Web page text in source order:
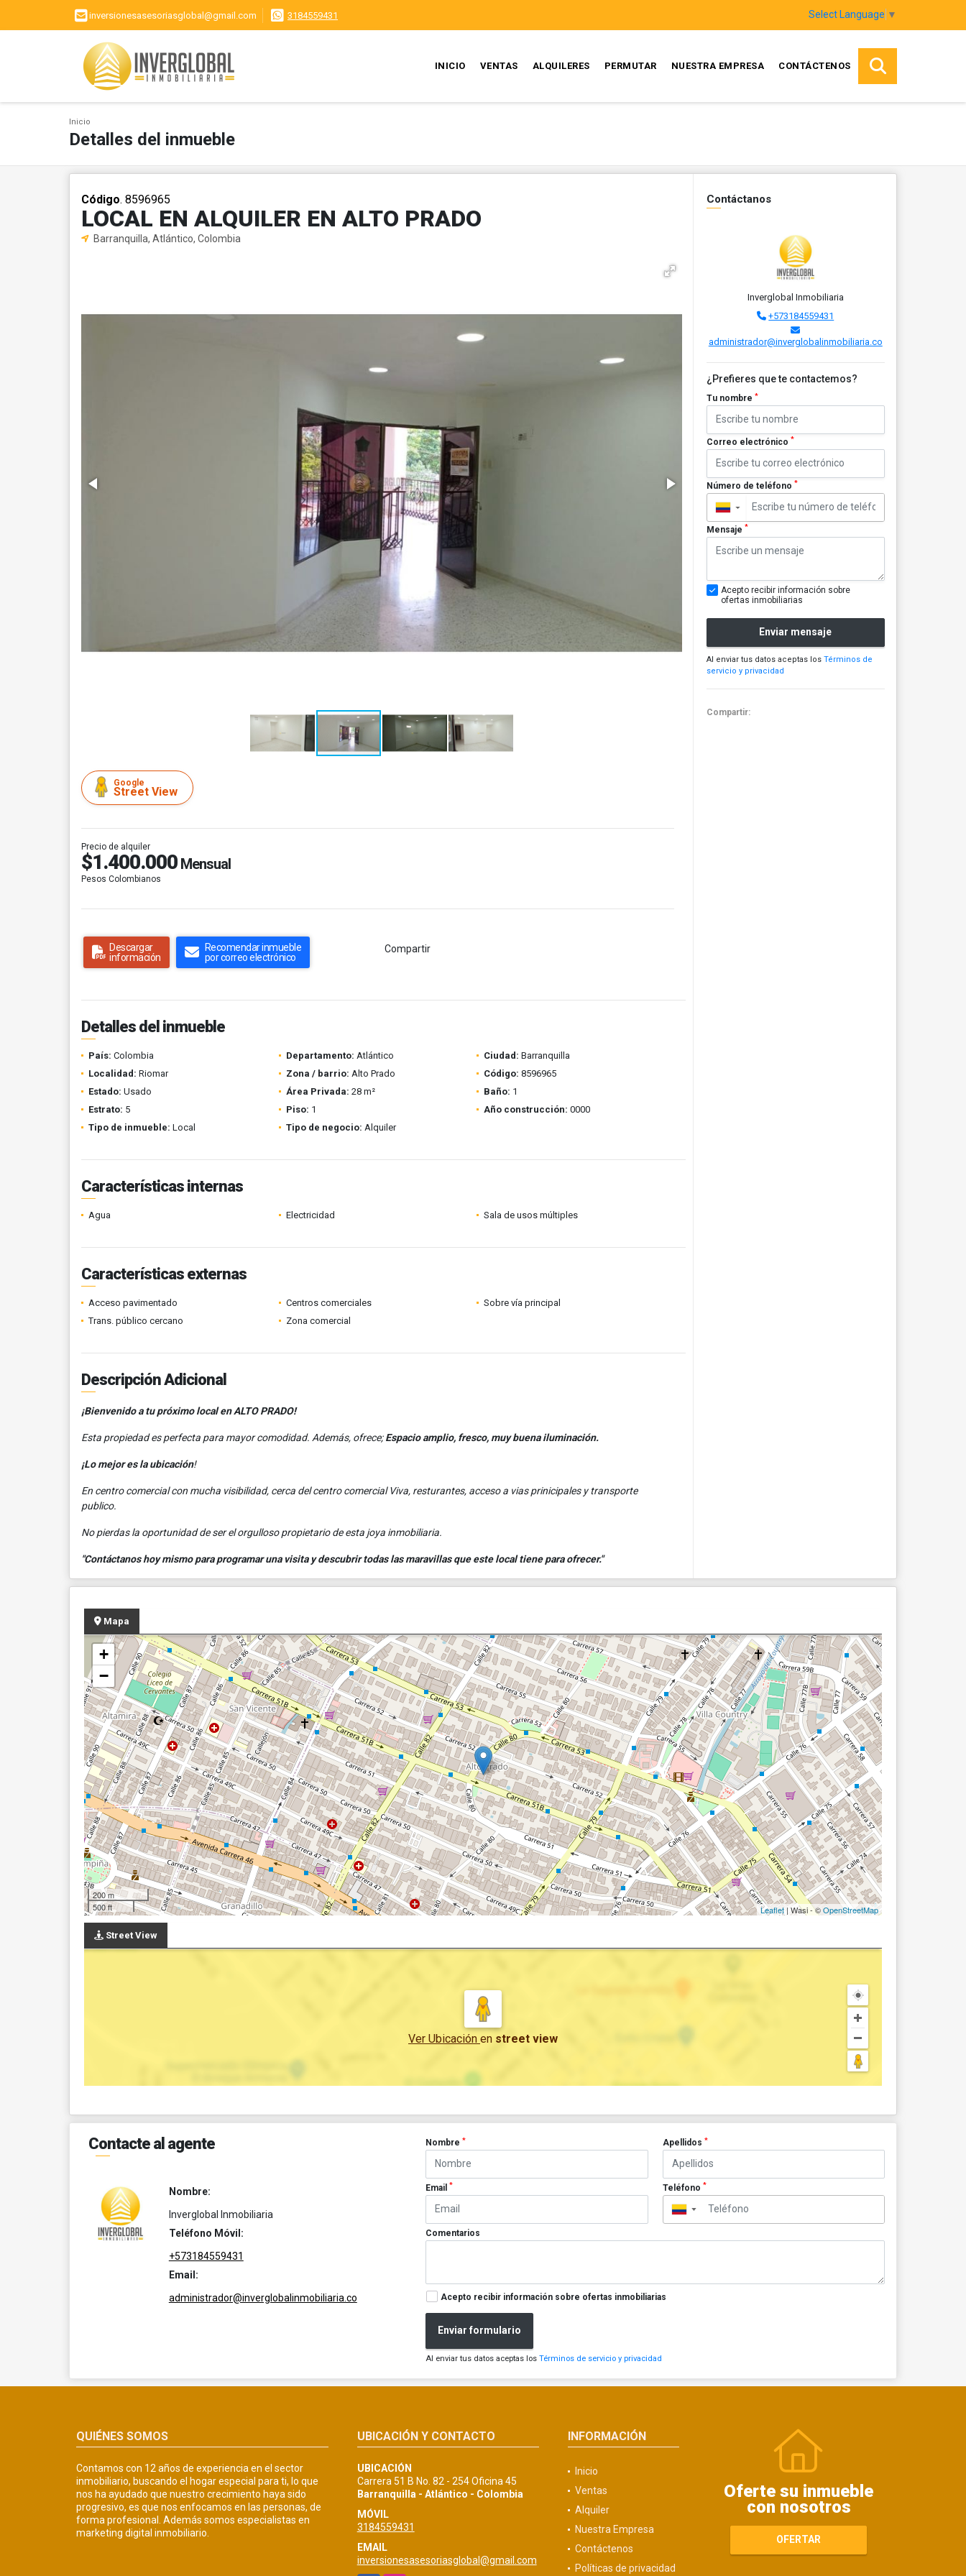
inversionesasesoriasglobal@gmail.com 3184559431 Select Language ▼
INICIO VENTAS ALQUILERES PERMUTAR NUESTRA EMPRESA CONTÁCTENOS
Inicio
Detalles del inmueble
Código. 8596965
LOCAL EN ALQUILER EN ALTO PRADO
Barranquilla, Atlántico, Colombia
Google
Street View
Precio de alquiler
$1.400.000 Mensual
Pesos Colombianos
Descargar
información
Recomendar inmueble
por correo electrónico
Compartir
Detalles del inmueble
País: Colombia Departamento: Atlántico Ciudad: Barranquilla
Localidad: Riomar Zona / barrio: Alto Prado Código: 8596965
Estado: Usado Área Privada: 28 m² Baño: 1
Estrato: 5 Piso: 1 Año construcción: 0000
Tipo de inmueble: Local Tipo de negocio: Alquiler
Características internas
Agua Electricidad Sala de usos múltiples
Características externas
Acceso pavimentado Centros comerciales
Sobre vía principal
Trans. público cercano
Zona comercial
Descripción Adicional
¡Bienvenido a tu próximo local en ALTO PRADO!
Esta propiedad es perfecta para mayor comodidad. Además, ofrece;Espacio amplio, fresco, muy buena iluminación.
¡Lo mejor es la ubicación!
En centro comercial con mucha visibilidad, cerca del centro comercial Viva, resturantes, acceso a vias prinicipales y transporte
publico.
No pierdas la oportunidad de ser el orgulloso propietario de esta joya inmobiliaria.
"Contáctanos hoy mismo para programar una visita y descubrir todas las maravillas que este local tiene para ofrecer."
Contáctanos
Inverglobal Inmobiliaria
+573184559431
administrador@inverglobalinmobiliaria.co
¿Prefieres que te contactemos?
Tu nombre *
Correo electrónico *
Número de teléfono *
▼
Mensaje *
Acepto recibir información sobre
ofertas inmobiliarias
Enviar mensaje
Al enviar tus datos aceptas los Términos de
servicio y privacidad
Compartir:
Mapa
+
−
200 m
500 ft
Leaflet | Wasi - ©OpenStreetMap
Street View
Ver Ubicación en street view
Contacte al agente
Nombre:
Inverglobal Inmobiliaria
Teléfono Móvil:
+573184559431
Email:
administrador@inverglobalinmobiliaria.co
Nombre* Apellidos *
Email* Teléfono *
▼
Comentarios
Acepto recibir información sobre ofertas inmobiliarias
Enviar formulario
Al enviar tus datos aceptas losTérminos de servicio y privacidad
QUIÉNES SOMOS
Contamos con 12 años de experiencia en el sector
inmobiliario, buscando el hogar especial para ti, lo que
nos ha ayudado que nuestro crecimiento haya sido
progresivo, es que nos enfocamos en las personas, de
forma profesional. Además somos especialistas en
marketing digital inmobiliario.
UBICACIÓN Y CONTACTO
UBICACIÓN
Carrera 51 B No. 82 - 254 Oficina 45
Barranquilla - Atlántico - Colombia
MÓVIL
3184559431
EMAIL
inversionesasesoriasglobal@gmail.com
INFORMACIÓN
Inicio
Ventas
Alquiler
Nuestra Empresa
Contáctenos
Políticas de privacidad
Oferte su inmueble
con nosotros
OFERTAR